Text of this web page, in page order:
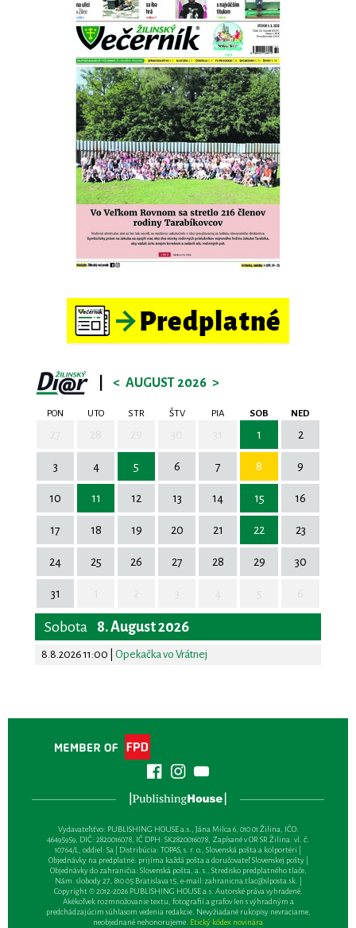
< AUGUST 2026 >
PON UTO STR ŠTV PIA SOB NED
1 2
3 4 5 6 7 8 9
10 11 12 13 14 15 16
17 18 19 20 21 22 23
24 25 26 27 28 29 30
31
Sobota 8. August 2026
8.8.2026 11:00 Opekačka vo Vrátnej
Vydavateľsťvo: PUBLISHING HOUSE a.s., Jána Milca 6, 010 01 Žilina, IČO:
46495959, DIČ: 2820016078, IČ DPH: SK2820016078, Zapísané v OR SR Žilina: vl. č.
10764/L, oddiel: Sa | Distribúcia: TOPAS, s. r. o., Slovenská pošta a kolportéri |
Objednávky na predplatné: prijíma každá pošta a doručovateľ Slovenskej pošty |
Objednávky do zahraničia: Slovenská pošta, a. s., Stredisko predplatného tlače,
Nám. slobody 27, 810 05 Bratislava 15, e-mail:zahranicna.tlac@slposta.sk. |
Copyright © 2012-2026 PUBLISHING HOUSE a.s. Autorské práva vyhradené.
Akékoľvek rozmnožovanie textu, fotografií a grafov len s výhradným a
predchádzajúcim súhlasom vedenia redakcie. Nevyžiadané rukopisy nevraciame,
neobjednané nehonorujeme. Etický kódex novinára